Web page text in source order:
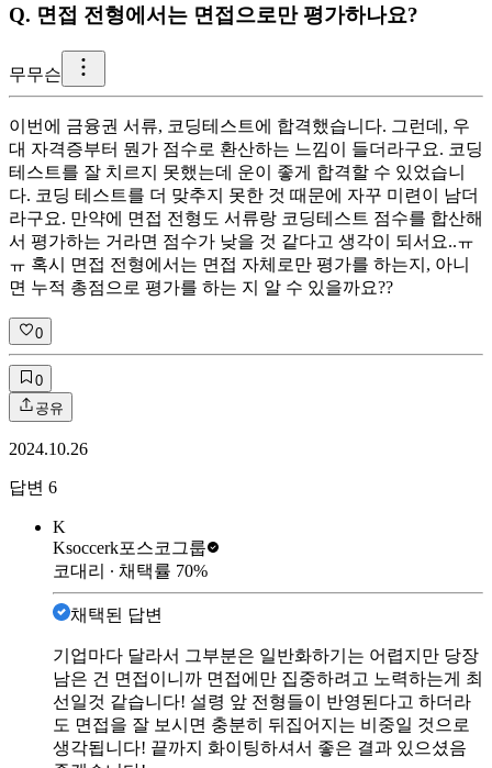
Q. 면접 전형에서는 면접으로만 평가하나요?
무무슨
이번에 금융권 서류, 코딩테스트에 합격했습니다. 그런데, 우
대 자격증부터 뭔가 점수로 환산하는 느낌이 들더라구요. 코딩
테스트를 잘 치르지 못했는데 운이 좋게 합격할 수 있었습니
다. 코딩 테스트를 더 맞추지 못한 것 때문에 자꾸 미련이 남더
라구요. 만약에 면접 전형도 서류랑 코딩테스트 점수를 합산해
서 평가하는 거라면 점수가 낮을 것 같다고 생각이 되서요..ㅠ
ㅠ 혹시 면접 전형에서는 면접 자체로만 평가를 하는지, 아니
면 누적 총점으로 평가를 하는 지 알 수 있을까요??
0
0
공유
2024.10.26
답변 6
K
Ksoccerk포스코그룹
코대리 ∙ 채택률 70%
채택된 답변
기업마다 달라서 그부분은 일반화하기는 어렵지만 당장
남은 건 면접이니까 면접에만 집중하려고 노력하는게 최
선일것 같습니다! 설령 앞 전형들이 반영된다고 하더라
도 면접을 잘 보시면 충분히 뒤집어지는 비중일 것으로
생각됩니다! 끝까지 화이팅하셔서 좋은 결과 있으셨음